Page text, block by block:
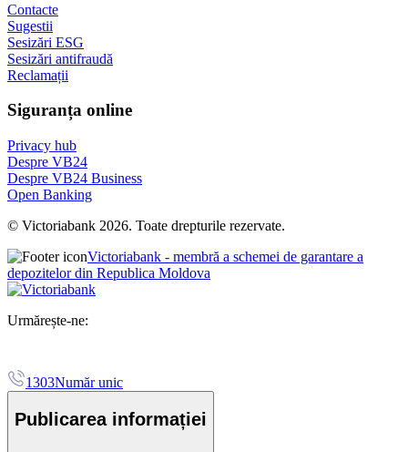
Contacte
Sugestii
Sesizări ESG
Sesizări antifraudă
Reclamații
Siguranța online
Privacy hub
Despre VB24
Despre VB24 Business
Open Banking
© Victoriabank 2026. Toate drepturile rezervate.
Victoriabank - membră a schemei de garantare a
depozitelor din Republica Moldova
Urmărește-ne:
1303Număr unic
Publicarea informației